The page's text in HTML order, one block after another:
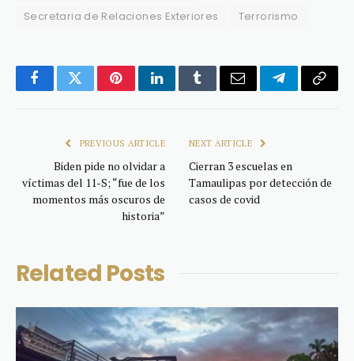
Secretaria de Relaciones Exteriores
Terrorismo
FacebookTwitterPinterestLinkedInTumblrEmail TelegramCopy
PREVIOUS ARTICLE
Biden pide no olvidar a
víctimas del 11-S; “fue de los
momentos más oscuros de
historia”
NEXT ARTICLE
Cierran 3 escuelas en
Tamaulipas por detección de
casos de covid
Related Posts